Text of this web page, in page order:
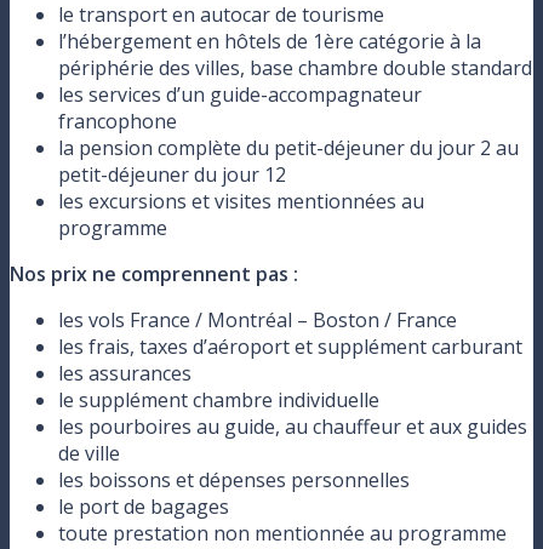
le transport en autocar de tourisme
l’hébergement en hôtels de 1ère catégorie à la
périphérie des villes, base chambre double standard
les services d’un guide-accompagnateur
francophone
la pension complète du petit-déjeuner du jour 2 au
petit-déjeuner du jour 12
les excursions et visites mentionnées au
programme
Nos prix ne comprennent pas :
les vols France / Montréal – Boston / France
les frais, taxes d’aéroport et supplément carburant
les assurances
le supplément chambre individuelle
les pourboires au guide, au chauffeur et aux guides
de ville
les boissons et dépenses personnelles
le port de bagages
toute prestation non mentionnée au programme